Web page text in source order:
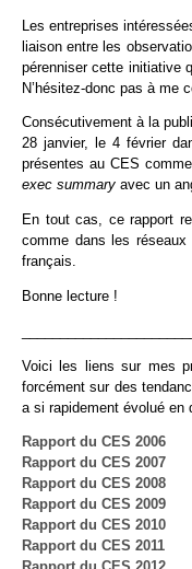
Les entreprises
liaison entre les
pérenniser cette initiative
N’hésitez-donc pas à me
Consécutivement à la
28 janvier, le 4 février
présentes au CES
exec summary avec un
En tout cas, ce rapport
comme dans les
français.
Bonne lecture !
Voici les liens sur mes
forcément sur des
a si rapidement évolué en
Rapport du CES 2006
Rapport du CES 2007
Rapport du CES 2008
Rapport du CES 2009
Rapport du CES 2010
Rapport du CES 2011